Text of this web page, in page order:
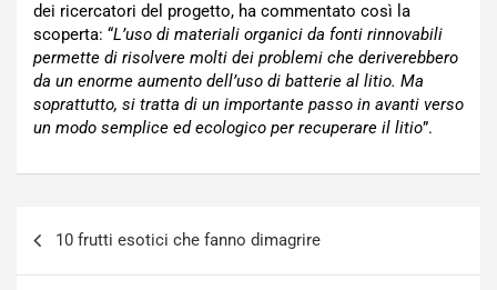
dei ricercatori del progetto, ha commentato così la
scoperta: “L’uso di materiali organici da fonti rinnovabili
permette di risolvere molti dei problemi che deriverebbero
da un enorme aumento dell’uso di batterie al litio. Ma
soprattutto, si tratta di un importante passo in avanti verso
un modo semplice ed ecologico per recuperare il litio”.
10 frutti esotici che fanno dimagrire